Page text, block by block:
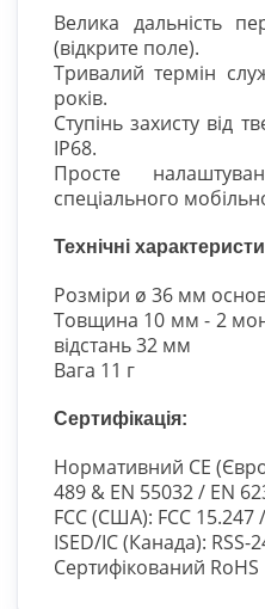
Велика дальність
(відкрите поле).
Тривалий термін
років.
Cтупінь захисту від
IP68.
Просте
спеціального
Технічні
Розміри ø 36 мм
Товщина 10 мм - 2
відстань 32 мм
Вага 11 г
Сертифікація:
Нормативний CE
489 & EN 55032 / EN
FCC (США): FCC 15.247
ISED/IC (Канада): RSS-
Сертифікований RoHS